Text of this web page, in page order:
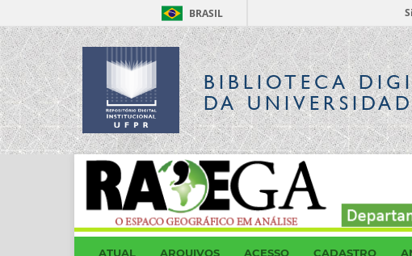
BRASIL
BIBLIOTECA
DA
ATUAL ARQUIVOS ACESSO CADASTRO